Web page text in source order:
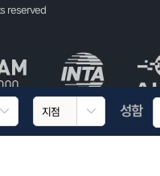
reserved
  성함